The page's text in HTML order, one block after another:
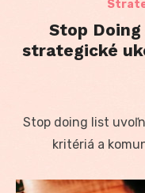
Stop
strategické
Stop doing list
kritériá a